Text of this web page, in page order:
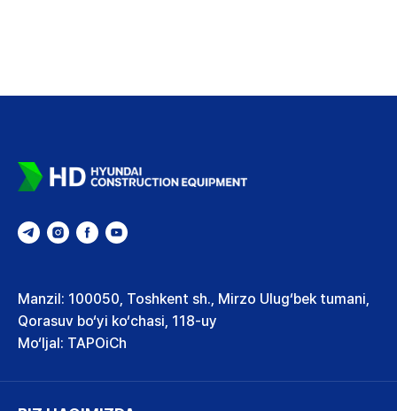
Manzil: 100050, Toshkent sh., Mirzo Ulug‘bek tumani,
Qorasuv bo‘yi ko‘chasi, 118-uy
Mo‘ljal: TAPOiCh